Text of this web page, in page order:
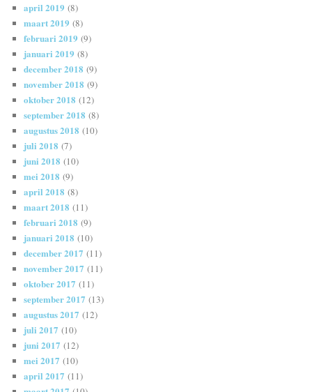
april 2019 (8)
maart 2019 (8)
februari 2019 (9)
januari 2019 (8)
december 2018 (9)
november 2018 (9)
oktober 2018 (12)
september 2018 (8)
augustus 2018 (10)
juli 2018 (7)
juni 2018 (10)
mei 2018 (9)
april 2018 (8)
maart 2018 (11)
februari 2018 (9)
januari 2018 (10)
december 2017 (11)
november 2017 (11)
oktober 2017 (11)
september 2017 (13)
augustus 2017 (12)
juli 2017 (10)
juni 2017 (12)
mei 2017 (10)
april 2017 (11)